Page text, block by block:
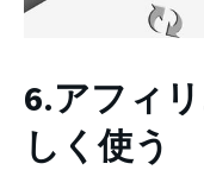
6.アフィ
しく使う